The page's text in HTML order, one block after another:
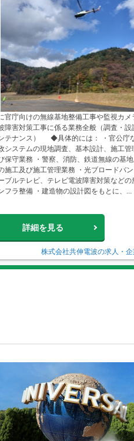
官庁向けの無線基地整備工事や監視カメ
障害対策工事に係る業務全般（調査・設
テナンス） ◆具体的には： ・官公庁
システムの現地調査、基本設計、施工管
保守業務 ・警察、消防、鉄道無線の基
施工及び施工管理業務 ・光ブロードバン
ブルテレビ、テレビ電波障害対策などの
フラ整備 ・建造物の設計図をもとに、...
詳細を見る
株式会社共伸電波の求人・